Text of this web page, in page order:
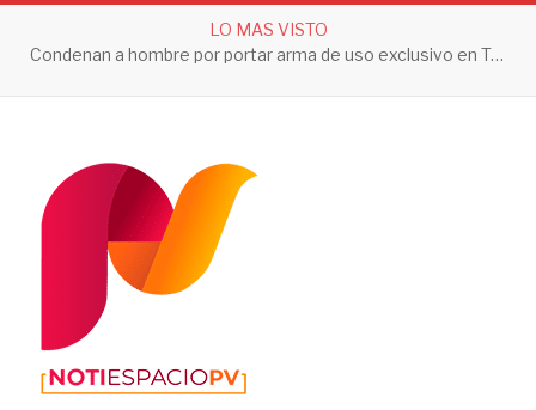
LO MAS VISTO
Condenan a hombre por portar arma de uso exclusivo en Tepic